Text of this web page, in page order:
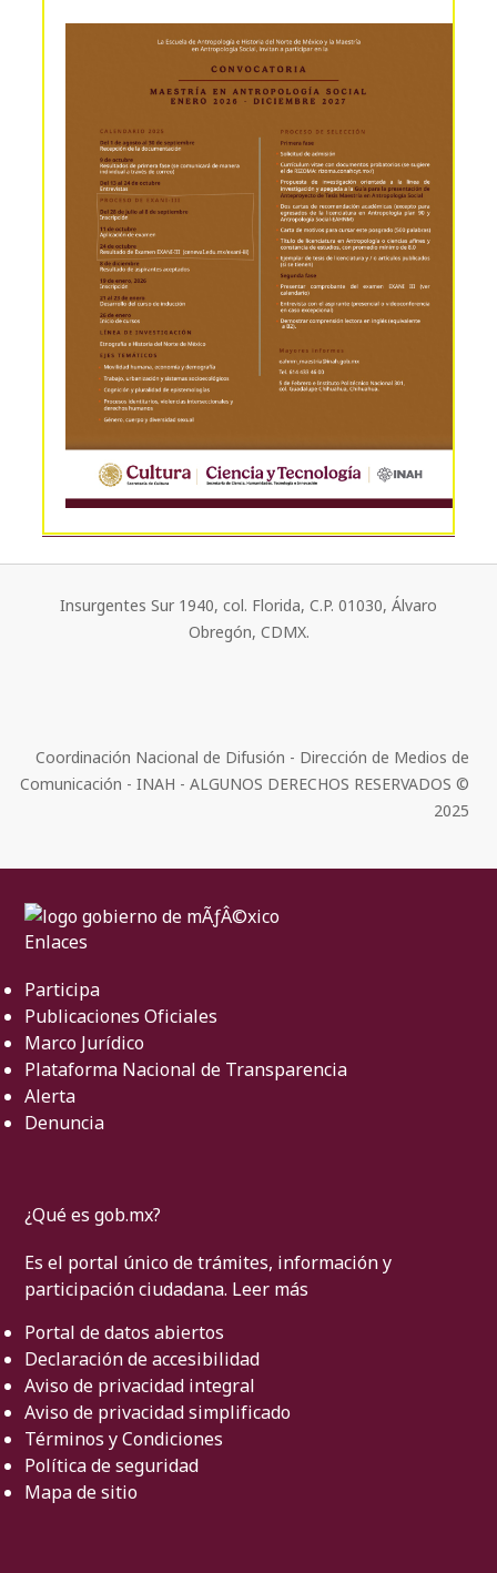
Insurgentes Sur 1940, col. Florida, C.P. 01030, Álvaro
Obregón, CDMX.
Coordinación Nacional de Difusión - Dirección de Medios de
Comunicación - INAH - ALGUNOS DERECHOS RESERVADOS ©
2025
Enlaces
Participa
Publicaciones Oficiales
Marco Jurídico
Plataforma Nacional de Transparencia
Alerta
Denuncia
¿Qué es gob.mx?
Es el portal único de trámites, información y
participación ciudadana. Leer más
Portal de datos abiertos
Declaración de accesibilidad
Aviso de privacidad integral
Aviso de privacidad simplificado
Términos y Condiciones
Política de seguridad
Mapa de sitio